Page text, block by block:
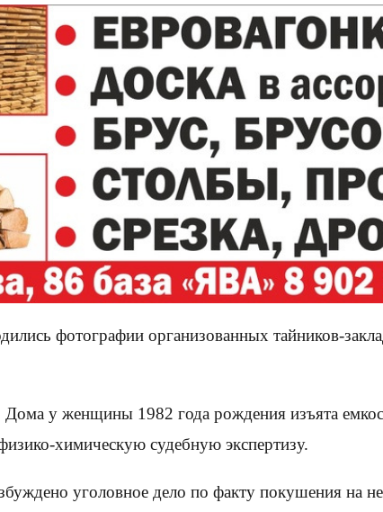
фотографии организованных тайников-
у женщины 1982 года рождения изъята
химическую судебную экспертизу.
уголовное дело по факту покушения на